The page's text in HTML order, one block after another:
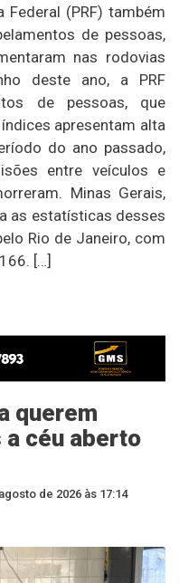
Federal (PRF) também
de pessoas,
nas rodovias
deste ano, a PRF
de pessoas, que
apresentam alta
do ano passado,
entre veículos e
Minas Gerais,
as estatísticas desses
Rio de Janeiro, com
[…]
querem
a céu aberto
de 2026 às 17:14